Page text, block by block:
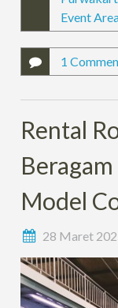
Event
1
Rental
Model
28 Maret